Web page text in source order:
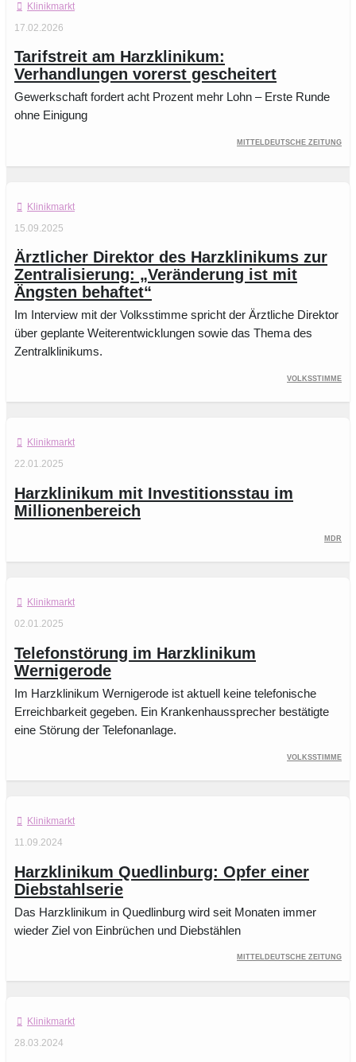
Klinikmarkt
17.02.2026
Tarifstreit am Harzklinikum:
Verhandlungen vorerst gescheitert
Gewerkschaft fordert acht Prozent mehr Lohn – Erste Runde
ohne Einigung
Mitteldeutsche Zeitung
Klinikmarkt
15.09.2025
Ärztlicher Direktor des Harzklinikums zur
Zentralisierung: „Veränderung ist mit
Ängsten behaftet“
Im Interview mit der Volksstimme spricht der Ärztliche Direktor
über geplante Weiterentwicklungen sowie das Thema des
Zentralklinikums.
Volksstimme
Klinikmarkt
22.01.2025
Harzklinikum mit Investitionsstau im
Millionenbereich
MDR
Klinikmarkt
02.01.2025
Telefonstörung im Harzklinikum
Wernigerode
Im Harzklinikum Wernigerode ist aktuell keine telefonische
Erreichbarkeit gegeben. Ein Krankenhaussprecher bestätigte
eine Störung der Telefonanlage.
Volksstimme
Klinikmarkt
11.09.2024
Harzklinikum Quedlinburg: Opfer einer
Diebstahlserie
Das Harzklinikum in Quedlinburg wird seit Monaten immer
wieder Ziel von Einbrüchen und Diebstählen
Mitteldeutsche Zeitung
Klinikmarkt
28.03.2024